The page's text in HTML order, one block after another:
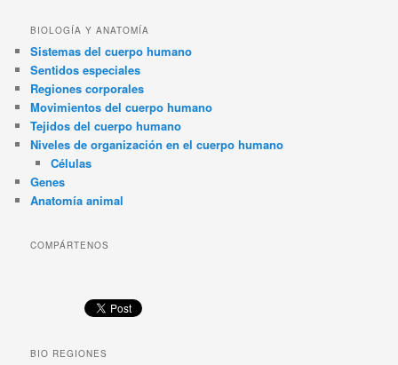
BIOLOGÍA Y ANATOMÍA
Sistemas del cuerpo humano
Sentidos especiales
Regiones corporales
Movimientos del cuerpo humano
Tejidos del cuerpo humano
Niveles de organización en el cuerpo humano
Células
Genes
Anatomía animal
COMPÁRTENOS
BIO REGIONES